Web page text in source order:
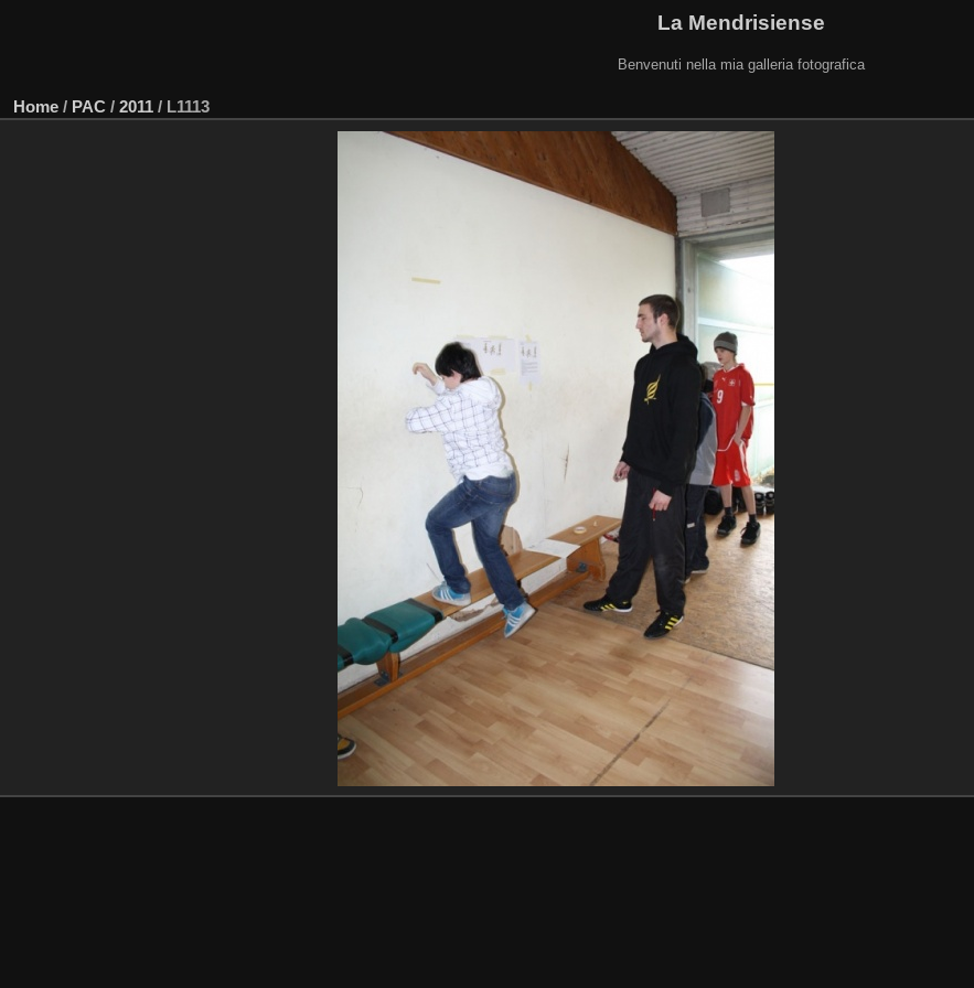
La Mendrisiense
Benvenuti nella mia galleria fotografica
Home / PAC / 2011 / L1113